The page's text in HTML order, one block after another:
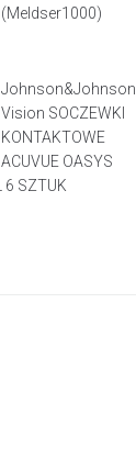
(Meldser1000)
Johnson&Johnson
Vision SOCZEWKI
KONTAKTOWE
ACUVUE OASYS
6 SZTUK